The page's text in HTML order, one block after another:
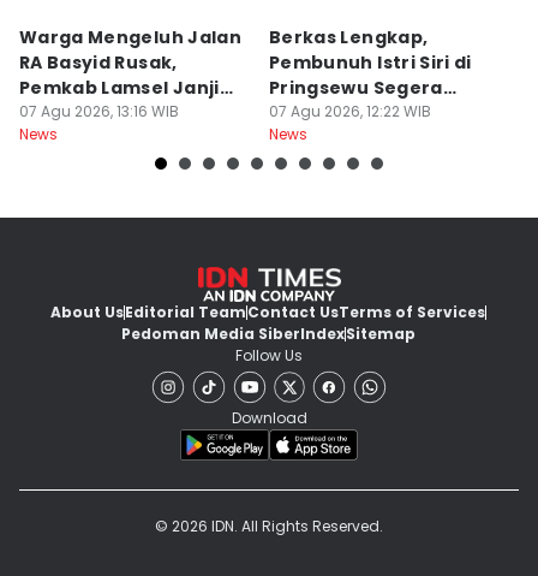
Warga Mengeluh Jalan
RA Basyid Rusak,
Pemkab Lamsel Janji
Segera Perbaiki
07 Agu 2026, 13:16 WIB
News
Berkas Lengkap,
Pembunuh Istri Siri di
Pringsewu Segera
Disidang
07 Agu 2026, 12:22 WIB
News
About UsEditorial TeamContact UsTerms of Services
Pedoman Media SiberIndexSitemap
Follow Us
Download
© 2026 IDN. All Rights Reserved.